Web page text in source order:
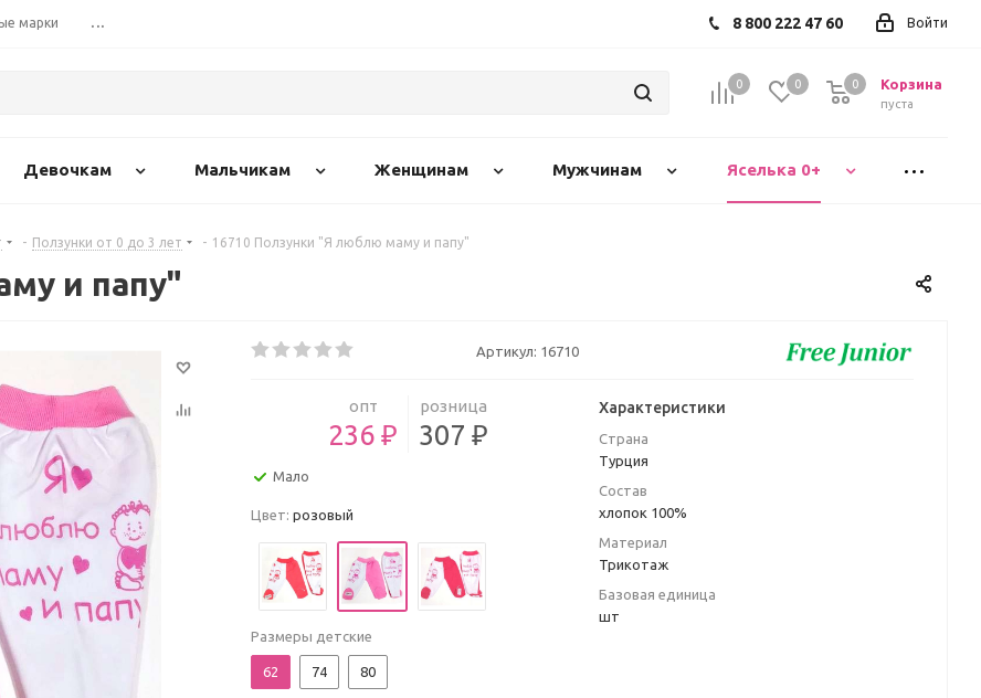
марки ... Войти
8 800 222 47 60
0 0 Корзина
пуста
0
Девочкам Мальчикам Женщинам Мужчинам Яселька 0+
- Ползунки от 0 до 3 лет - 16710 Ползунки "Я люблю маму и папу"
и папу"
Артикул: 16710
опт
236 ₽
розница
307 ₽
Мало
Цвет: розовый
Размеры детские
62 74 80
Характеристики
Страна
Турция
Состав
хлопок 100%
Материал
Трикотаж
Базовая единица
шт